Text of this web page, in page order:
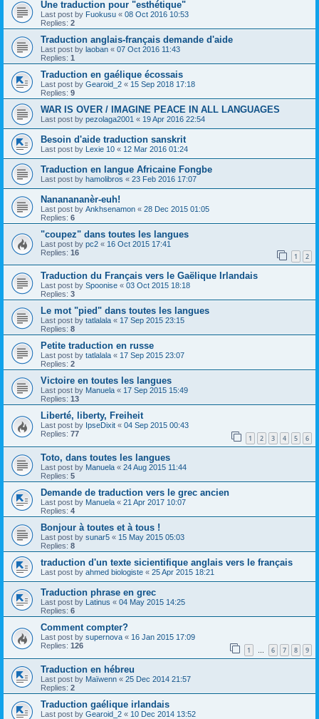
Une traduction pour "esthétique"
Last post by Fuokusu « 08 Oct 2016 10:53
Replies: 2
Traduction anglais-français demande d'aide
Last post by laoban « 07 Oct 2016 11:43
Replies: 1
Traduction en gaélique écossais
Last post by Gearoid_2 « 15 Sep 2018 17:18
Replies: 9
WAR IS OVER / IMAGINE PEACE IN ALL LANGUAGES
Last post by pezolaga2001 « 19 Apr 2016 22:54
Besoin d'aide traduction sanskrit
Last post by Lexie 10 « 12 Mar 2016 01:24
Traduction en langue Africaine Fongbe
Last post by hamolibros « 23 Feb 2016 17:07
Nananananèr-euh!
Last post by Ankhsenamon « 28 Dec 2015 01:05
Replies: 6
"coupez" dans toutes les langues
Last post by pc2 « 16 Oct 2015 17:41
Replies: 16 1 2
Traduction du Français vers le Gaëlique Irlandais
Last post by Spoonise « 03 Oct 2015 18:18
Replies: 3
Le mot "pied" dans toutes les langues
Last post by tatlalala « 17 Sep 2015 23:15
Replies: 8
Petite traduction en russe
Last post by tatlalala « 17 Sep 2015 23:07
Replies: 2
Victoire en toutes les langues
Last post by Manuela « 17 Sep 2015 15:49
Replies: 13
Liberté, liberty, Freiheit
Last post by IpseDixit « 04 Sep 2015 00:43
Replies: 77 1 2 3 4 5 6
Toto, dans toutes les langues
Last post by Manuela « 24 Aug 2015 11:44
Replies: 5
Demande de traduction vers le grec ancien
Last post by Manuela « 21 Apr 2017 10:07
Replies: 4
Bonjour à toutes et à tous !
Last post by sunar5 « 15 May 2015 05:03
Replies: 8
traduction d'un texte sicientifique anglais vers le français
Last post by ahmed biologiste « 25 Apr 2015 18:21
Traduction phrase en grec
Last post by Latinus « 04 May 2015 14:25
Replies: 6
Comment compter?
Last post by supernova « 16 Jan 2015 17:09
Replies: 126 1 … 6 7 8 9
Traduction en hébreu
Last post by Maïwenn « 25 Dec 2014 21:57
Replies: 2
Traduction gaélique irlandais
Last post by Gearoid_2 « 10 Dec 2014 13:52